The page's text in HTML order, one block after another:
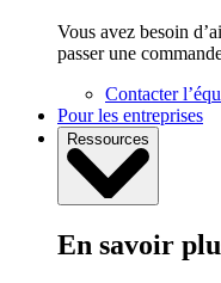
Vous avez besoin
passer une
Contacter
Pour les entreprises
Ressources
En savoir